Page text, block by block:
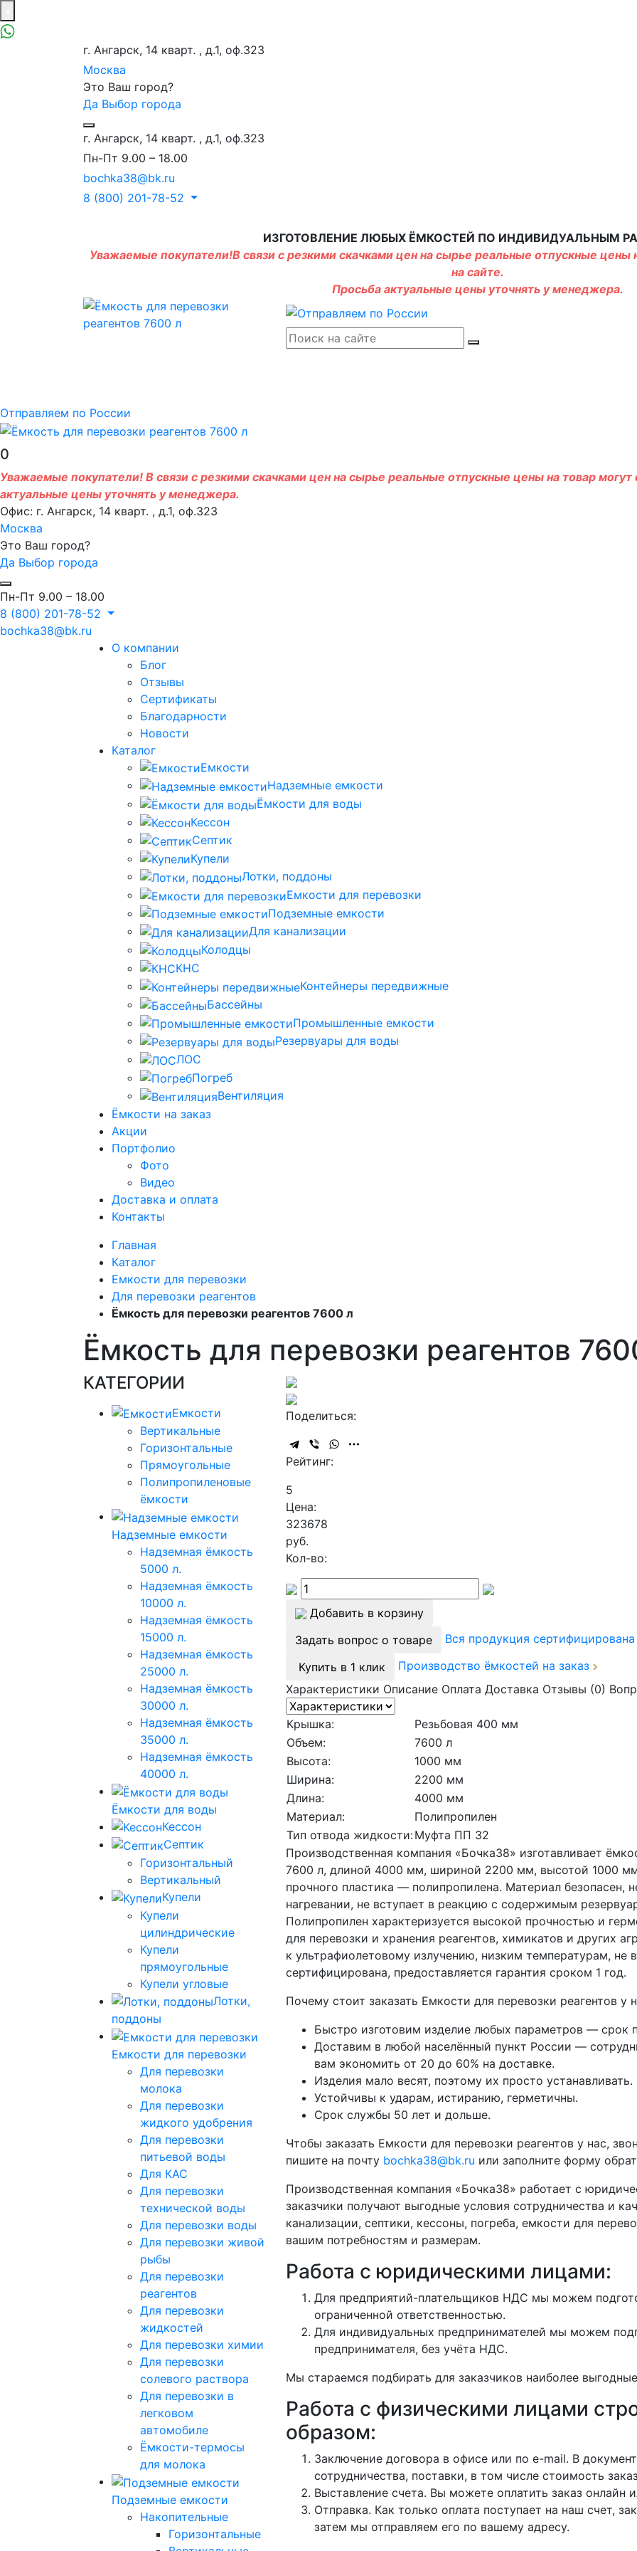
г. Ангарск, 14 кварт. , д.1, оф.323
Москва
Это Ваш город?
Да Выбор города
г. Ангарск, 14 кварт. , д.1, оф.323
Пн-Пт 9.00 – 18.00
bochka38@bk.ru
8 (800) 201-78-52
ИЗГОТОВЛЕНИЕ ЛЮБЫХ ЁМКОСТЕЙ ПО ИНДИВИДУАЛЬНЫМ
Уважаемые покупатели!В связи с резкими скачками цен на сырье реальные отпускные цены
на сайте.
Просьба актуальные цены уточнять у менеджера.
Отправляем по России
0
Уважаемые покупатели! В связи с резкими скачками цен на сырье реальные отпускные цены на товар могут
актуальные цены уточнять у менеджера.
Офис: г. Ангарск, 14 кварт. , д.1, оф.323
Москва
Это Ваш город?
Да Выбор города
Пн-Пт 9.00 – 18.00
8 (800) 201-78-52
bochka38@bk.ru
О компании
Блог
Отзывы
Сертификаты
Благодарности
Новости
Каталог
Емкости
Надземные емкости
Ёмкости для воды
Кессон
Септик
Купели
Лотки, поддоны
Емкости для перевозки
Подземные емкости
Для канализации
Колодцы
КНС
Контейнеры передвижные
Бассейны
Промышленные емкости
Резервуары для воды
ЛОС
Погреб
Вентиляция
Ёмкости на заказ
Акции
Портфолио
Фото
Видео
Доставка и оплата
Контакты
Главная
Каталог
Емкости для перевозки
Для перевозки реагентов
Ёмкость для перевозки реагентов 7600 л
Ёмкость для перевозки реагентов
КАТЕГОРИИ
Емкости
Вертикальные
Горизонтальные
Прямоугольные
Полипропиленовые
ёмкости
Надземные емкости
Надземная ёмкость
5000 л.
Надземная ёмкость
10000 л.
Надземная ёмкость
15000 л.
Надземная ёмкость
25000 л.
Надземная ёмкость
30000 л.
Надземная ёмкость
35000 л.
Надземная ёмкость
40000 л.
Ёмкости для воды
Кессон
Септик
Горизонтальный
Вертикальный
Купели
Купели
цилиндрические
Купели
прямоугольные
Купели угловые
Лотки,
поддоны
Емкости для перевозки
Для перевозки
молока
Для перевозки
жидкого удобрения
Для перевозки
питьевой воды
Для КАС
Для перевозки
технической воды
Для перевозки воды
Для перевозки живой
рыбы
Для перевозки
реагентов
Для перевозки
жидкостей
Для перевозки химии
Для перевозки
солевого раствора
Для перевозки в
легковом
автомобиле
Ёмкости-термосы
для молока
Подземные емкости
Накопительные
Горизонтальные
Поделиться:
Рейтинг:
5
Цена:
323678
руб.
Кол-во:
Добавить в корзину
Задать вопрос о товаре
Вся продукция
Купить в 1 клик
Производство ёмкостей на заказ
Характеристики Описание Оплата Доставка Отзывы (0)
Крышка:
Резьбовая 400 мм
Объем:
7600 л
Высота:
1000 мм
Ширина:
2200 мм
Длина:
4000 мм
Материал:
Полипропилен
Тип отвода жидкости:Муфта ПП 32
Производственная компания «Бочка38» изготавливает
7600 л, длиной 4000 мм, шириной 2200 мм, высотой 1000
прочного пластика — полипропилена. Материал безопасен,
нагревании, не вступает в реакцию с содержимым
Полипропилен характеризуется высокой прочностью и
для перевозки и хранения реагентов, химикатов и других
к ультрафиолетовому излучению, низким температурам, не
сертифицирована, предоставляется гарантия сроком 1 год.
Почему стоит заказать Емкости для перевозки реагентов у
Быстро изготовим изделие любых параметров — срок
Доставим в любой населённый пункт России —
вам экономить от 20 до 60% на доставке.
Изделия мало весят, поэтому их просто устанавливать.
Устойчивы к ударам, истиранию, герметичны.
Срок службы 50 лет и дольше.
Чтобы заказать Емкости для перевозки реагентов у нас,
пишите на почту bochka38@bk.ru или заполните форму
Производственная компания «Бочка38» работает с
заказчики получают выгодные условия сотрудничества и
канализации, септики, кессоны, погреба, емкости для
вашим потребностям и размерам.
Работа с юридическими лицами:
Для предприятий-плательщиков НДС мы можем
ограниченной ответственностью.
Для индивидуальных предпринимателей мы можем
предпринимателя, без учёта НДС.
Мы стараемся подбирать для заказчиков наиболее
Работа с физическими лицами
образом:
Заключение договора в офисе или по e-mail. В
сотрудничества, поставки, в том числе стоимость
Выставление счета. Вы можете оплатить заказ онлайн
Отправка. Как только оплата поступает на наш счет,
затем мы отправляем его по вашему адресу.